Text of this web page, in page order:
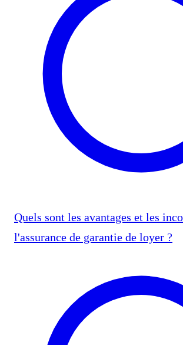
Quels sont les avantages et les
l'assurance de garantie de loyer ?